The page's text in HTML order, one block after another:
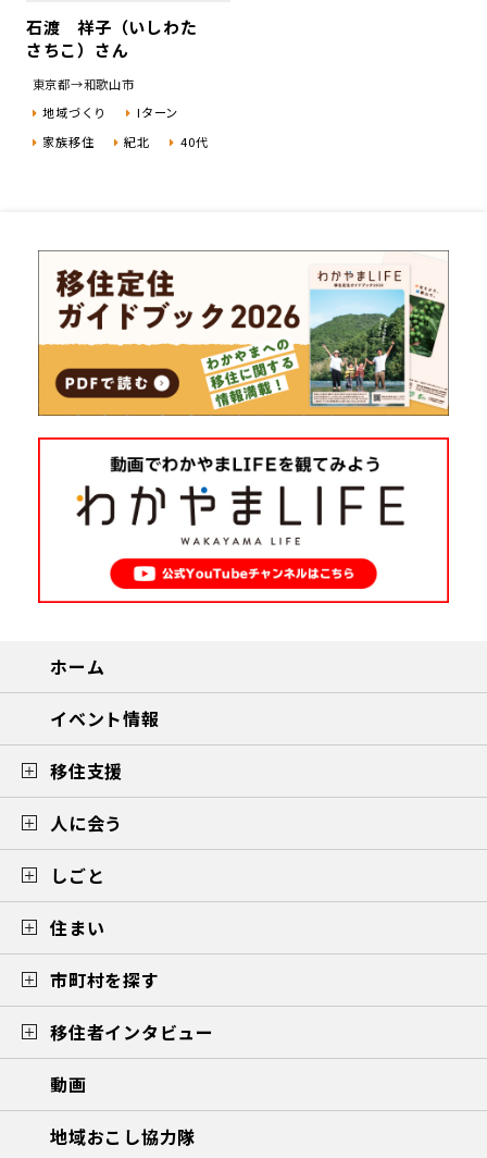
石渡 祥子（いしわた
さちこ）さん
東京都→和歌山市
地域づくり
Iターン
家族移住
紀北 40代
ホーム
イベント情報
移住支援
人に会う
しごと
住まい
市町村を探す
移住者インタビュー
動画
地域おこし協力隊